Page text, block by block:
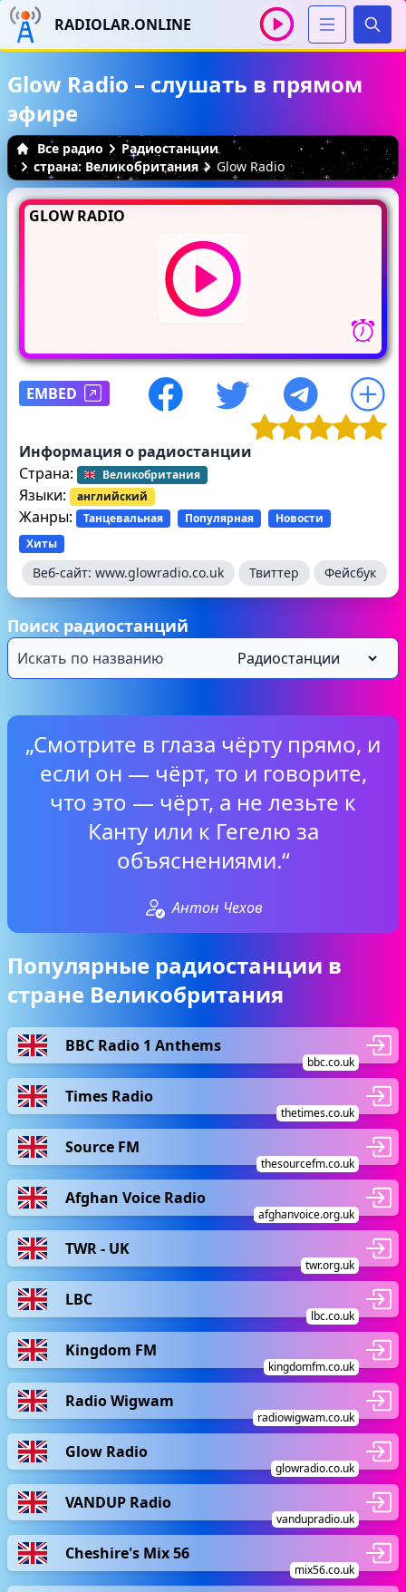
RADIOLAR.ONLINE
Glow Radio – слушать в прямом
эфире
Все радио
Радиостанции
страна: Великобритания
Glow Radio
GLOW RADIO
EMBED
Информация о радиостанции
Страна:
Великобритания
Языки: английский
Жанры: Танцевальная Популярная
Новости
Хиты
Веб-сайт: www.glowradio.co.uk Твиттер Фейсбук
Поиск радиостанций
„Смотрите в глаза чёрту прямо, и
если он — чёрт, то и говорите,
что это — чёрт, а не лезьте к
Канту или к Гегелю за
объяснениями.“
Антон Чехов
Популярные радиостанции в
стране Великобритания
BBC Radio 1 Anthems
bbc.co.uk
Times Radio
thetimes.co.uk
Source FM
thesourcefm.co.uk
Afghan Voice Radio
afghanvoice.org.uk
TWR - UK
twr.org.uk
LBC
lbc.co.uk
Kingdom FM
kingdomfm.co.uk
Radio Wigwam
radiowigwam.co.uk
Glow Radio
glowradio.co.uk
VANDUP Radio
vandupradio.uk
Cheshire's Mix 56
mix56.co.uk